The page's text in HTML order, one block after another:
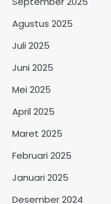
Agustus 2025
Juli 2025
Juni 2025
Mei 2025
April 2025
Maret 2025
Februari 2025
Januari 2025
Desember 2024